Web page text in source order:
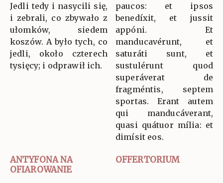
Jedli tedy i nasycili się,
i zebrali, co zbywało z
ułomków, siedem
koszów. A było tych, co
jedli, około czterech
tysięcy; i odprawił ich.
paucos: et ipsos
benedíxit, et jussit
appóni. Et
manducavérunt, et
saturáti sunt, et
sustulérunt quod
superáverat de
fragméntis, septem
sportas. Erant autem
qui manducáverant,
quasi quátuor mília: et
dimísit eos.
ANTYFONA NA
OFIAROWANIE
OFFERTORIUM